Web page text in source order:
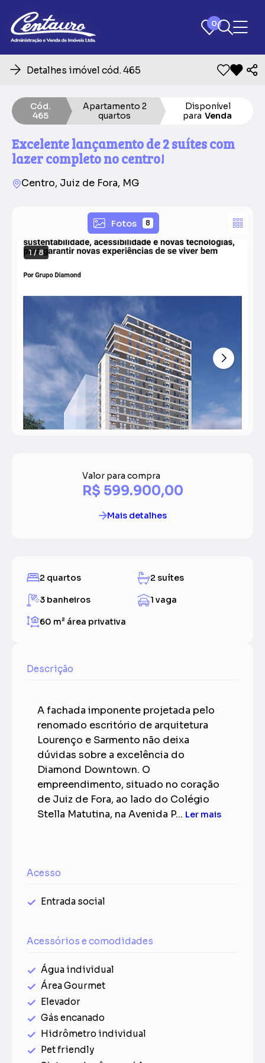
0
0
Detalhes imóvel cód. 465
Cód.
465
Apartamento 2
quartos
Disponível
para Venda
Excelente lançamento de 2 suítes com
lazer completo no centro!
Centro, Juiz de Fora, MG
Fotos 8
1 / 8
Valor para compra
R$ 599.900,00
Mais detalhes
2 quartos 2 suítes
3 banheiros 1 vaga
60 m² área privativa
Descrição
A fachada imponente projetada pelo
renomado escritório de arquitetura
Lourenço e Sarmento não deixa
dúvidas sobre a excelência do
Diamond Downtown. O
empreendimento, situado no coração
de Juiz de Fora, ao lado do Colégio
Stella Matutina, na Avenida P... Ler mais
Acesso
Entrada social
Acessórios e comodidades
Água individual
Área Gourmet
Elevador
Gás encanado
Hidrômetro individual
Pet friendly